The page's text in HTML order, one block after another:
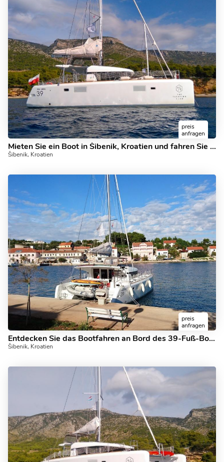
preis
anfragen
Mieten Sie ein Boot in Šibenik, Kroatien und fahren Sie an Bord durch die wunderschönen Gewässer.
Šibenik, Kroatien
preis
anfragen
Entdecken Sie das Bootfahren an Bord des 39-Fuß-Bootes Black Cat in Šibenik, Kroatien - ein Katamaran mit 6 Kabinen, den Sie mieten können.
Šibenik, Kroatien